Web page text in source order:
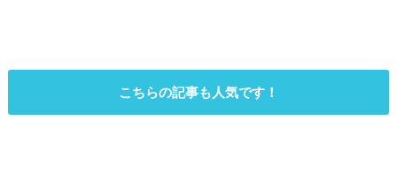
こちらの記事も人気です！